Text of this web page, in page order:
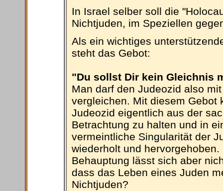
In Israel selber soll die
Nichtjuden, im Speziellen
Als ein wichtiges
steht das Gebot:
"Du sollst Dir kein Gleichnis
Man darf den Judeozid also
vergleichen. Mit diesem Gebot
Judeozid eigentlich aus der
Betrachtung zu halten und in
vermeintliche Singularität der
wiederholt und
Behauptung lässt sich aber
dass das Leben eines Juden
Nichtjuden?